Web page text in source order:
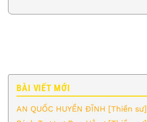
BÀI VIẾT MỚI
AN QUỐC HUYỀN ĐĨNH [Thiền sư]